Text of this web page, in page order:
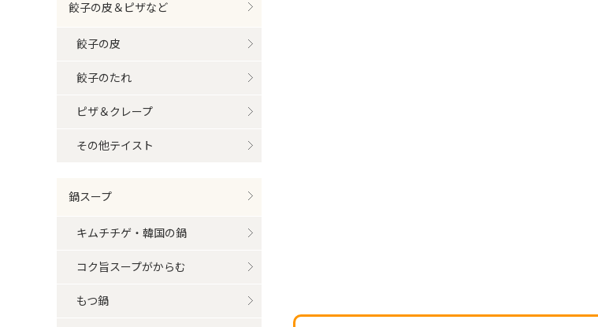
餃子の皮＆ピザなど
餃子の皮
餃子のたれ
ピザ＆クレープ
その他テイスト
鍋スープ
キムチチゲ・韓国の鍋
コク旨スープがからむ
もつ鍋